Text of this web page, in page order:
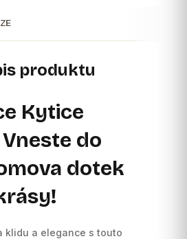
produktu
Kytice
do
dotek
klidu a elegance s touto